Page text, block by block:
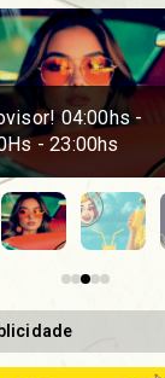
11:00 - 18:00 e